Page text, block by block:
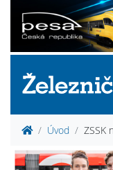
Úvod ZSSK